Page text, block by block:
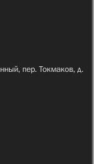
пер. Токмаков, д.